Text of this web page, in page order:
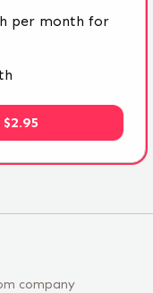
per month for
company